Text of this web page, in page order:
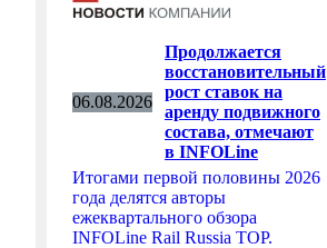
06.08.2026
Продолжается
восстановительный
рост ставок на
аренду подвижного
состава, отмечают
в INFOLine
Итогами первой половины 2026
года делятся авторы
ежеквартального обзора
INFOLine Rail Russia TOP.